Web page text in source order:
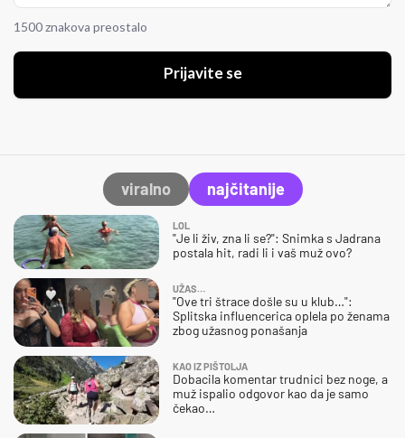
1500 znakova preostalo
Prijavite se
viralno najčitanije
LOL
"Je li živ, zna li se?": Snimka s Jadrana
postala hit, radi li i vaš muž ovo?
UŽAS…
"Ove tri štrace došle su u klub…":
Splitska influencerica oplela po ženama
zbog užasnog ponašanja
KAO IZ PIŠTOLJA
Dobacila komentar trudnici bez noge, a
muž ispalio odgovor kao da je samo
čekao…